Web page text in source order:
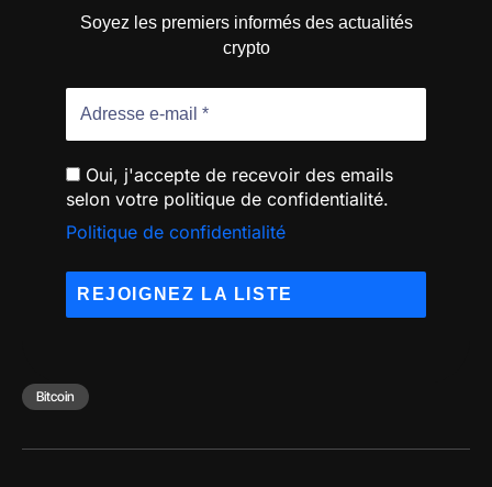
Soyez les premiers informés des actualités
crypto
Oui, j'accepte de recevoir des emails
selon votre politique de confidentialité.
Politique de confidentialité
Bitcoin